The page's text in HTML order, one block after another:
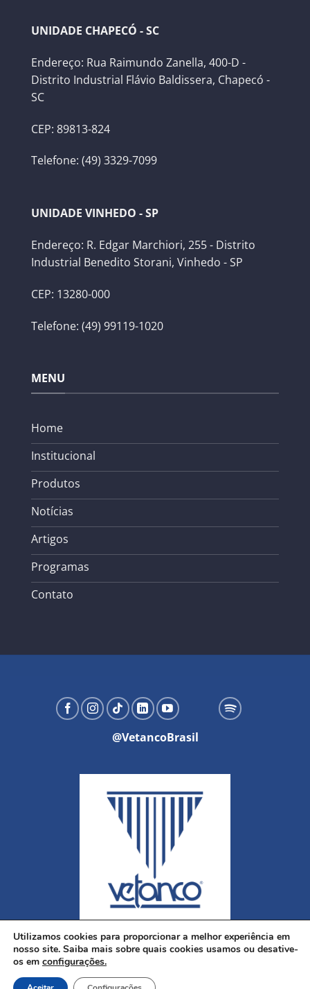
UNIDADE CHAPECÓ - SC
Endereço: Rua Raimundo Zanella, 400-D -
Distrito Industrial Flávio Baldissera, Chapecó -
SC
CEP: 89813-824
Telefone: (49) 3329-7099
UNIDADE VINHEDO - SP
Endereço: R. Edgar Marchiori, 255 - Distrito
Industrial Benedito Storani, Vinhedo - SP
CEP: 13280-000
Telefone: (49) 99119-1020
MENU
Home
Institucional
Produtos
Notícias
Artigos
Programas
Contato
@VetancoBrasil
Utilizamos cookies para proporcionar a melhor experiência em
nosso site. Saiba mais sobre quais cookies usamos ou desative-
os em configurações.